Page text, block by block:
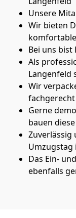
Unsere
Wir bieten
Bei uns bist
Als
Langenfeld
Wir
fachgerecht
Gerne
bauen
Zuverlässig
Umzugstag
Das Ein-
ebenfalls